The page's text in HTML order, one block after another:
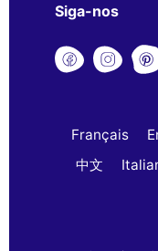
Siga-nos
Français
中文